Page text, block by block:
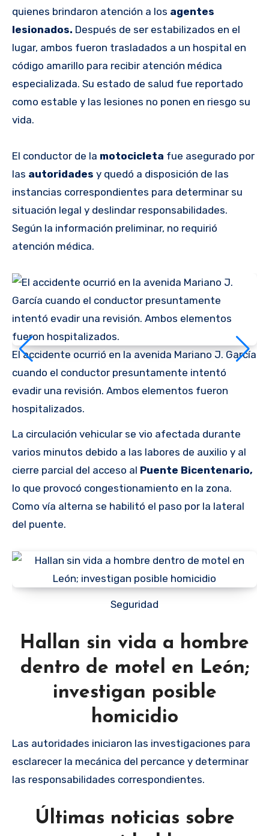
quienes brindaron atención a los agentes
lesionados. Después de ser estabilizados en el
lugar, ambos fueron trasladados a un hospital en
código amarillo para recibir atención médica
especializada. Su estado de salud fue reportado
como estable y las lesiones no ponen en riesgo su
vida.
El conductor de la motocicleta fue asegurado por
las autoridades y quedó a disposición de las
instancias correspondientes para determinar su
situación legal y deslindar responsabilidades.
Según la información preliminar, no requirió
atención médica.
El accidente ocurrió en la avenida Mariano J. García
cuando el conductor presuntamente intentó
evadir una revisión. Ambos elementos fueron
hospitalizados.
La circulación vehicular se vio afectada durante
varios minutos debido a las labores de auxilio y al
cierre parcial del acceso al Puente Bicentenario,
lo que provocó congestionamiento en la zona.
Como vía alterna se habilitó el paso por la lateral
del puente.
Seguridad
Hallan sin vida a hombre
dentro de motel en León;
investigan posible
homicidio
Las autoridades iniciaron las investigaciones para
esclarecer la mecánica del percance y determinar
las responsabilidades correspondientes.
Últimas noticias sobre